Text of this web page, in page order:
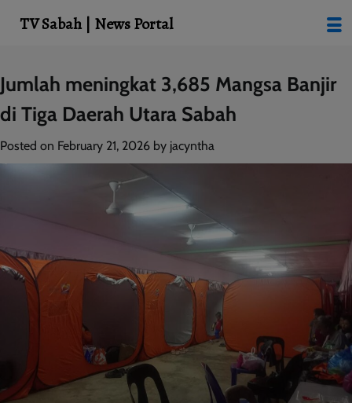
Skip
to
content
Jumlah meningkat 3,685 Mangsa Banjir
di Tiga Daerah Utara Sabah
Posted on February 21, 2026 by jacyntha
TV Sabah | News Portal